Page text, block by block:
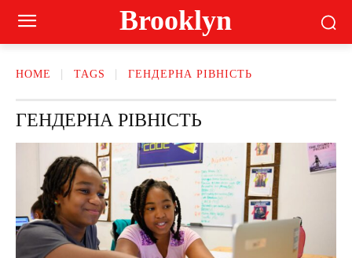
Brooklyn
HOME TAGS ГЕНДЕРНА РІВНІСТЬ
ГЕНДЕРНА РІВНІСТЬ